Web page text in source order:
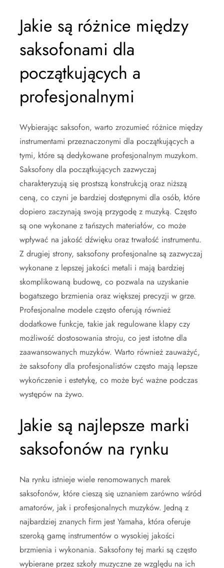
Jakie są różnice między
saksofonami dla
początkujących a
profesjonalnymi
Wybierając saksofon, warto zrozumieć różnice między
instrumentami przeznaczonymi dla początkujących a
tymi, które są dedykowane profesjonalnym muzykom.
Saksofony dla początkujących zazwyczaj
charakteryzują się prostszą konstrukcją oraz niższą
ceną, co czyni je bardziej dostępnymi dla osób, które
dopiero zaczynają swoją przygodę z muzyką. Często
są one wykonane z tańszych materiałów, co może
wpływać na jakość dźwięku oraz trwałość instrumentu.
Z drugiej strony, saksofony profesjonalne są zazwyczaj
wykonane z lepszej jakości metali i mają bardziej
skomplikowaną budowę, co pozwala na uzyskanie
bogatszego brzmienia oraz większej precyzji w grze.
Profesjonalne modele często oferują również
dodatkowe funkcje, takie jak regulowane klapy czy
możliwość dostosowania stroju, co jest istotne dla
zaawansowanych muzyków. Warto również zauważyć,
że saksofony dla profesjonalistów często mają lepsze
wykończenie i estetykę, co może być ważne podczas
występów na żywo.
Jakie są najlepsze marki
saksofonów na rynku
Na rynku istnieje wiele renomowanych marek
saksofonów, które cieszą się uznaniem zarówno wśród
amatorów, jak i profesjonalnych muzyków. Jedną z
najbardziej znanych firm jest Yamaha, która oferuje
szeroką gamę instrumentów o wysokiej jakości
brzmienia i wykonania. Saksofony tej marki są często
wybierane przez szkoły muzyczne ze względu na ich